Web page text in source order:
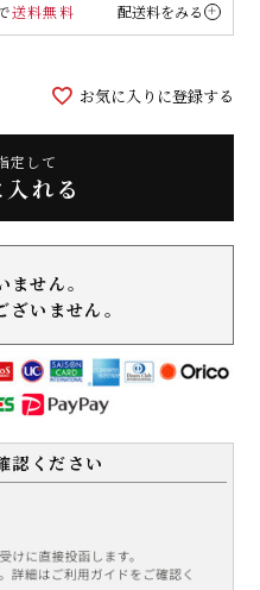
送料無料 配送料をみる
お気に入りに登録する
定して
れる
ません。
ざいません。
認ください